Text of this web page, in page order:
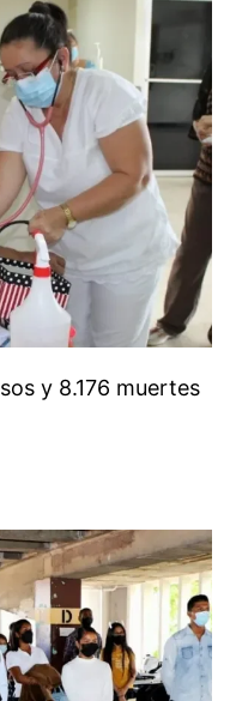
y 8.176 muertes